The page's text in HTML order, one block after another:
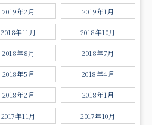
2019年2月 2019年1月
2018年11月 2018年10月
2018年8月 2018年7月
2018年5月 2018年4月
2018年2月 2018年1月
2017年11月 2017年10月